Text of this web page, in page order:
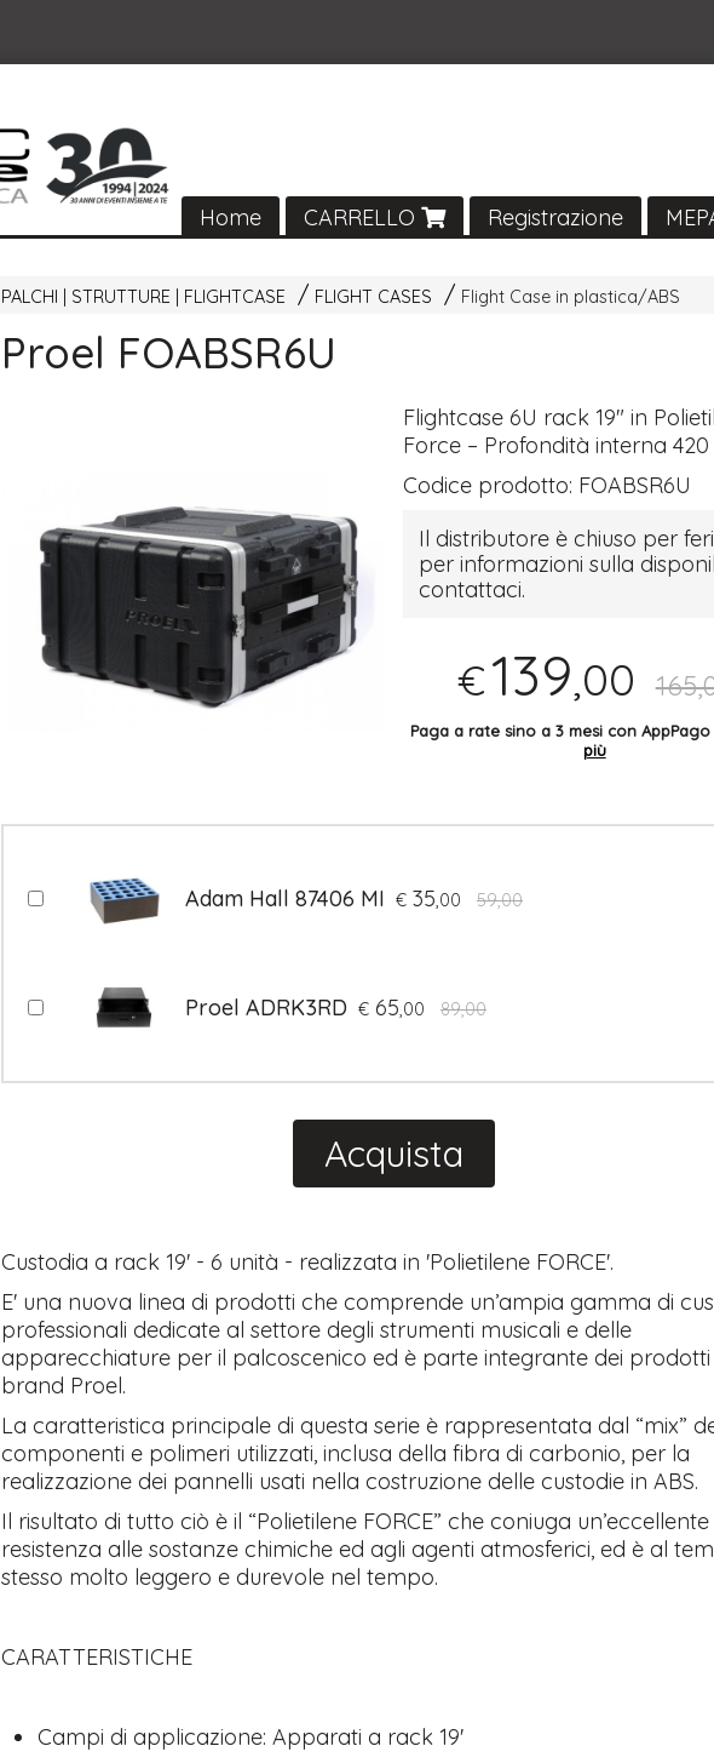
Home CARRELLO Registrazione
PALCHI | STRUTTURE | FLIGHTCASE FLIGHT CASES Flight Case in plastica/ABS
Proel FOABSR6U
Flightcase 6U rack 19" in
Force – Profondità interna
Codice prodotto: FOABSR6U
Il distributore è chiuso per
per informazioni sulla
contattaci.
€139,00
Paga a rate sino a 3 mesi con AppPago
più
Adam Hall 87406 MI € 35,00 59,00
Proel ADRK3RD € 65,00 89,00
Acquista
Custodia a rack 19' - 6 unità - realizzata in 'Polietilene FORCE'.
E' una nuova linea di prodotti che comprende un’ampia gamma di
professionali dedicate al settore degli strumenti musicali e delle
apparecchiature per il palcoscenico ed è parte integrante dei prodotti
brand Proel.
La caratteristica principale di questa serie è rappresentata dal “mix”
componenti e polimeri utilizzati, inclusa della fibra di carbonio, per la
realizzazione dei pannelli usati nella costruzione delle custodie in ABS.
Il risultato di tutto ciò è il “Polietilene FORCE” che coniuga un’eccellente
resistenza alle sostanze chimiche ed agli agenti atmosferici, ed è al
stesso molto leggero e durevole nel tempo.
CARATTERISTICHE
Campi di applicazione: Apparati a rack 19'